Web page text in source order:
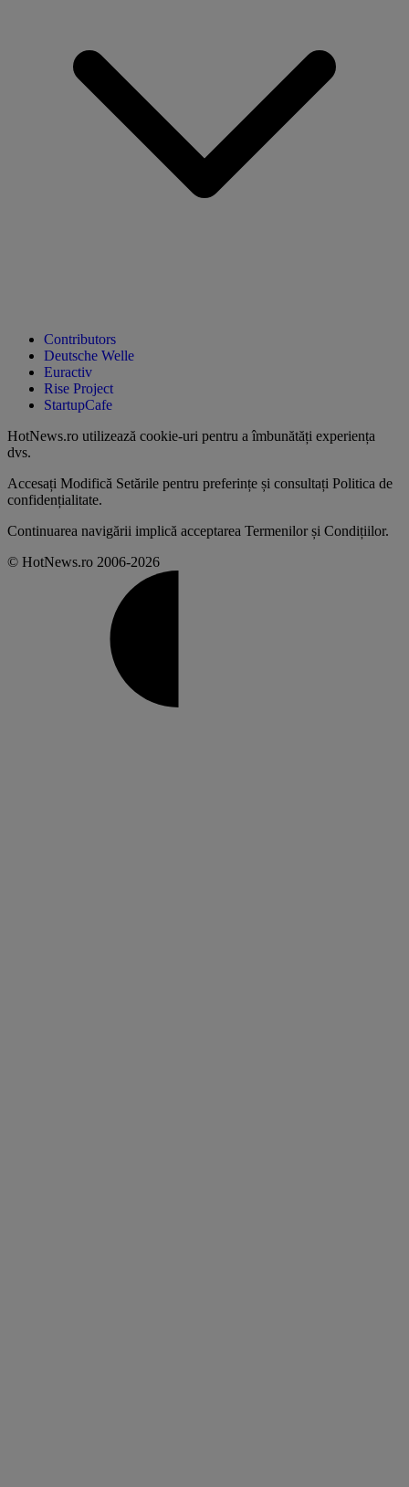
Contributors
Deutsche Welle
Euractiv
Rise Project
StartupCafe
HotNews.ro utilizează cookie-uri pentru a îmbunătăți experiența
dvs.
Accesați Modifică Setările pentru preferințe și consultați Politica de
confidențialitate.
Continuarea navigării implică acceptarea Termenilor și Condițiilor.
© HotNews.ro 2006-2026